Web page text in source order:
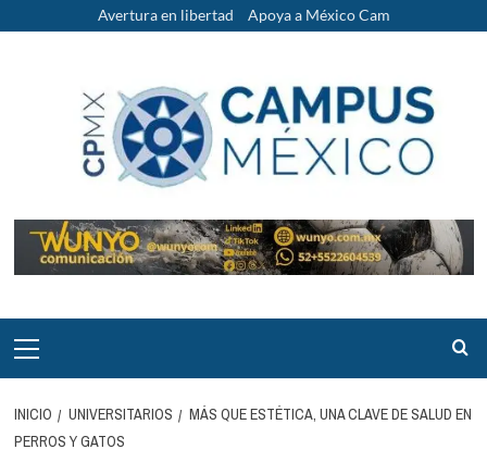
Avertura en libertad Apoya a México Cam
principal
INICIO UNIVERSITARIOS
MÁS QUE ESTÉTICA, UNA CLAVE DE SALUD EN
PERROS Y GATOS